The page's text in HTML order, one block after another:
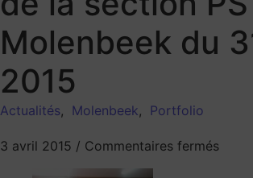
Molenbeek du
2015
Actualités, Molenbeek, Portfolio
3 avril 2015 / Commentaires fermés